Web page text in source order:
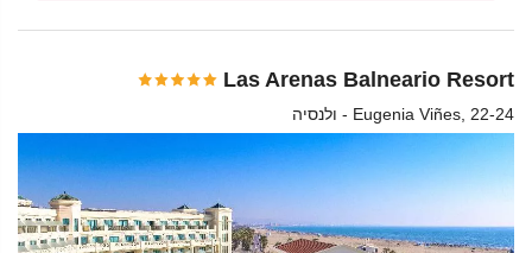
Las Arenas Balneario Resort
Eugenia Viñes, 22-24 - ולנסיה